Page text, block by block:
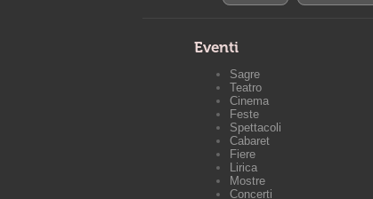
Eventi
Sagre
Teatro
Cinema
Feste
Spettacoli
Cabaret
Fiere
Lirica
Mostre
Concerti